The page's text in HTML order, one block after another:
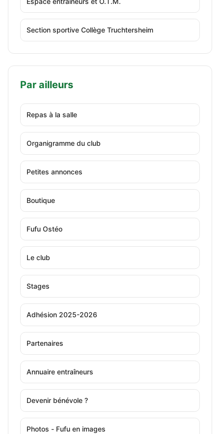
Section sportive Collège Truchtersheim
Par ailleurs
Repas à la salle
Organigramme du club
Petites annonces
Boutique
Fufu Ostéo
Le club
Stages
Adhésion 2025-2026
Partenaires
Annuaire entraîneurs
Devenir bénévole ?
Photos - Fufu en images